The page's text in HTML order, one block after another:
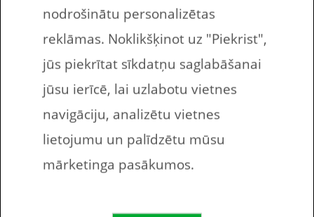
Bezmaksas drukājamie darba lapas angļu
valodā. Šajās desmit uzdevumu lapās.
bērnam ir jāieraksta iztrūkstošie burti
angļu valodas vārdos. Ir doti vārdi, figūru
nosaukumi angļu valodā, kuriem iztrūkst
viens vai vairāki iztrūkstoši burti.
nodrošinātu personalizētas
reklāmas. Noklikšķinot uz "Piekrist",
jūs piekrītat sīkdatņu saglabāšanai
jūsu ierīcē, lai uzlabotu vietnes
navigāciju, analizētu vietnes
lietojumu un palīdzētu mūsu
mārketinga pasākumos.